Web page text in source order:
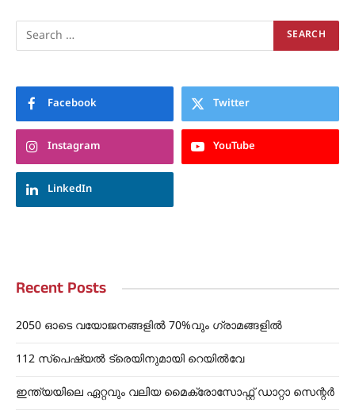
Facebook Twitter
Instagram YouTube
LinkedIn
Recent Posts
2050 ഓടെ വയോജനങ്ങളിൽ 70%വും ഗ്രാമങ്ങളിൽ
112 സ്പെഷ്യൽ ട്രെയിനുമായി റെയിൽവേ
ഇന്ത്യയിലെ ഏറ്റവും വലിയ മൈക്രോസോഫ്റ്റ് ഡാറ്റാ സെന്റർ